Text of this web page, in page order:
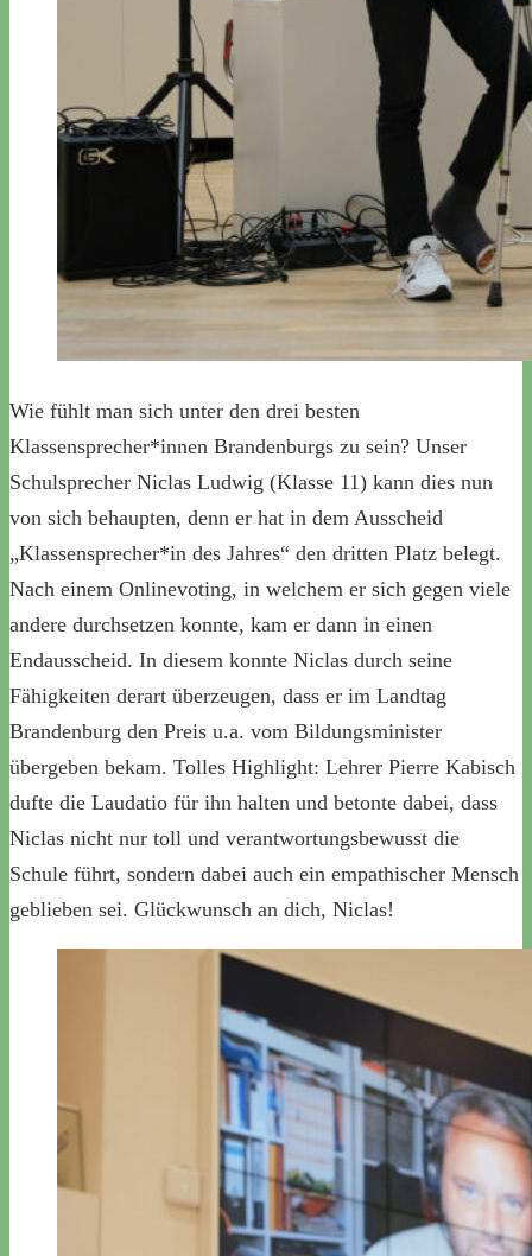
Wie fühlt man sich unter den drei besten
Klassensprecher*innen Brandenburgs zu sein? Unser
Schulsprecher Niclas Ludwig (Klasse 11) kann dies nun
von sich behaupten, denn er hat in dem Ausscheid
„Klassensprecher*in des Jahres“ den dritten Platz belegt.
Nach einem Onlinevoting, in welchem er sich gegen viele
andere durchsetzen konnte, kam er dann in einen
Endausscheid. In diesem konnte Niclas durch seine
Fähigkeiten derart überzeugen, dass er im Landtag
Brandenburg den Preis u.a. vom Bildungsminister
übergeben bekam. Tolles Highlight: Lehrer Pierre Kabisch
dufte die Laudatio für ihn halten und betonte dabei, dass
Niclas nicht nur toll und verantwortungsbewusst die
Schule führt, sondern dabei auch ein empathischer Mensch
geblieben sei. Glückwunsch an dich, Niclas!